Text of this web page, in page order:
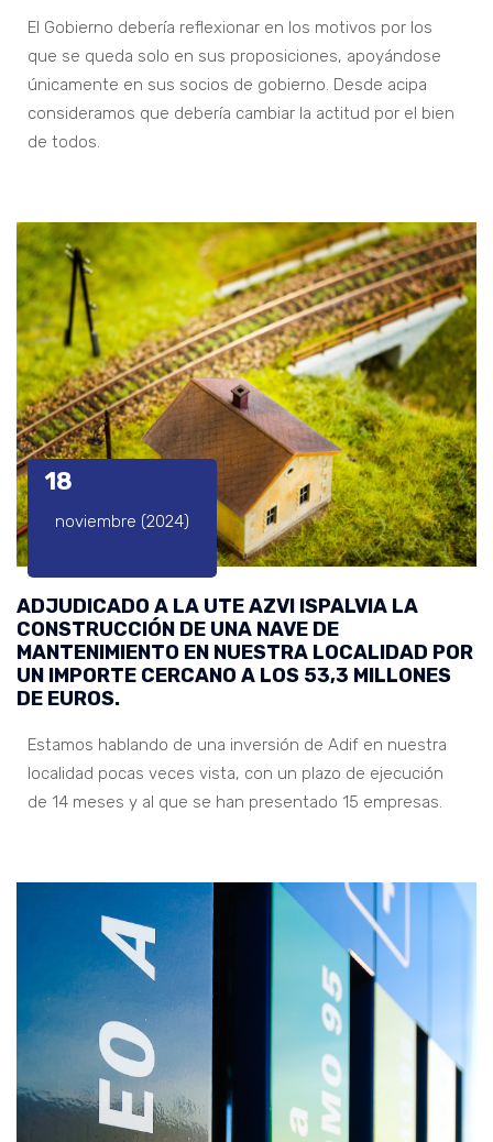
El Gobierno debería reflexionar en los motivos por los
que se queda solo en sus proposiciones, apoyándose
únicamente en sus socios de gobierno. Desde acipa
consideramos que debería cambiar la actitud por el bien
de todos.
18
noviembre (2024)
ADJUDICADO A LA UTE AZVI ISPALVIA LA
CONSTRUCCIÓN DE UNA NAVE DE
MANTENIMIENTO EN NUESTRA LOCALIDAD POR
UN IMPORTE CERCANO A LOS 53,3 MILLONES
DE EUROS.
Estamos hablando de una inversión de Adif en nuestra
localidad pocas veces vista, con un plazo de ejecución
de 14 meses y al que se han presentado 15 empresas.